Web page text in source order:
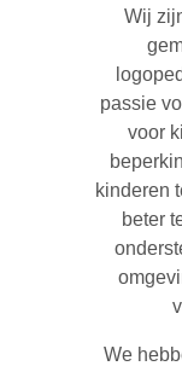
Wij
passie
voor
kinderen
beter
We